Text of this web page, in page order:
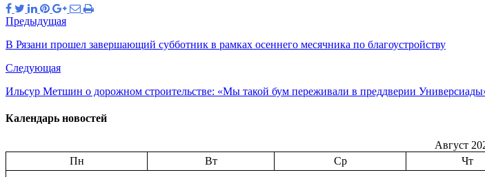
Предыдущая
В Рязани прошел завершающий субботник в рамках осеннего месячника по благоустройству
Следующая
Ильсур Метшин о дорожном строительстве: «Мы такой бум переживали в преддверии
Календарь новостей
Август
Пн
Вт Ср Чт